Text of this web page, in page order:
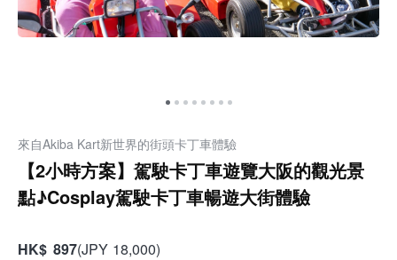
來自Akiba Kart新世界的街頭卡丁車體驗
【2小時方案】駕駛卡丁車遊覽大阪的觀光景
點♪Cosplay駕駛卡丁車暢遊大街體驗
HK$ 897(JPY 18,000)